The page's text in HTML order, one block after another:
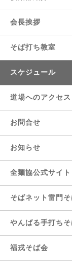
会長挨拶
そば打ち教室
スケジュール
道場へのアクセス
お問合せ
お知らせ
全麺協公式サイト
そばネット雷門
やんばる手打ち
福戎そば会